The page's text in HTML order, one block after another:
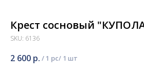
Крест сосновый
SKU: 6136
2 600 р. / 1 pc